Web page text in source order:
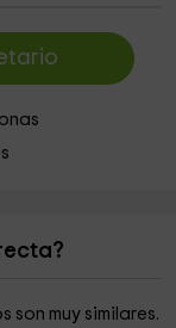
muy similares.